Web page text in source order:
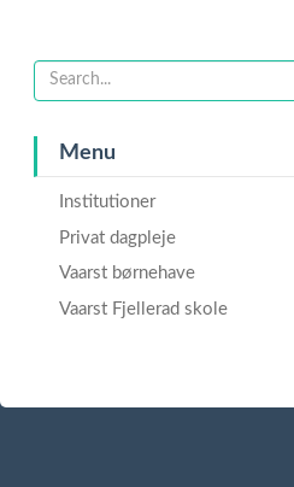
Menu
Institutioner
Privat dagpleje
Vaarst børnehave
Vaarst Fjellerad skole